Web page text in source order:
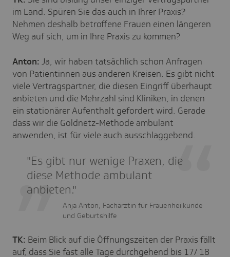
im Land. Spüren Sie das auch in Ihrer Praxis?
Nehmen deshalb betroffene Frauen einen längeren
Weg auf sich, um in Ihre Praxis zu kommen?
Anton: Ja, wir haben tatsächlich schon Anfragen
von Patientinnen aus anderen Kreisen. Es gibt nicht
viele Vertragspartner, die diesen Eingriff überhaupt
anbieten und die Mehrzahl sind Kliniken, in denen
ein stationärer Aufenthalt gefordert wird. Gerade
dass wir die Goldnetz-Methode ambulant
anwenden, ist für viele auch ausschlaggebend.
"Es gibt nur wenige Praxen, die
diese Methode ambulant
anbieten."
Anja Anton, Fachärztin für Frauenheilkunde
und Geburtshilfe
TK: Beim Blick auf die Öffnungszeiten der Praxis fällt
auf, dass Sie fast alle Tage durchgehend bis 17/ 18